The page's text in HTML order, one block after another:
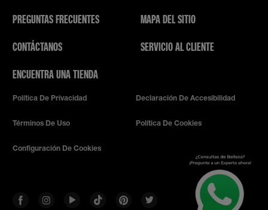
PREGUNTAS FRECUENTES
CONTÁCTANOS
ENCUENTRA UNA TIENDA
MAPA DEL SITIO
SERVICIO AL CLIENTE
Política De Privacidad Declaración De Accesibilidad
Términos De Uso Política De Cookies
Configuración De Cookies